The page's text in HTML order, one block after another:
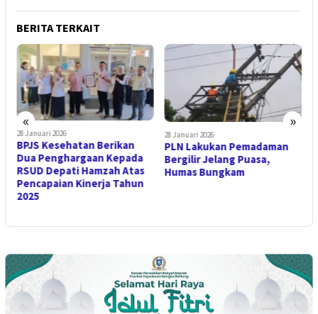
BERITA TERKAIT
« »
28 Januari 2026
BPJS Kesehatan Berikan
Dua Penghargaan Kepada
RSUD Depati Hamzah Atas
Pencapaian Kinerja Tahun
2025
28 Januari 2026
PLN Lakukan Pemadaman
Bergilir Jelang Puasa,
Humas Bungkam